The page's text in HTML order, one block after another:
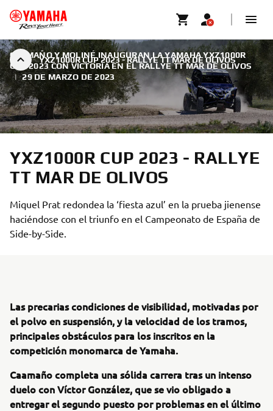
YXZ1000R CUP 2023 - RALLYE TT MAR DE OLIVOS
CAAMAÑO Y MOLINÉ INAUGURAN LA YAMAHA YXZ1000R
CUP 2023 CON VICTORIA EN EL RALLYE TT MAR DE OLIVOS
| 29 DE MARZO DE 2023
YXZ1000R CUP 2023 - RALLYE
TT MAR DE OLIVOS
Miquel Prat redondea la ‘fiesta azul’ en la prueba jienense
haciéndose con el triunfo en el Campeonato de España de
Side-by-Side.
Las precarias condiciones de visibilidad, motivadas por
el polvo en suspensión, y la velocidad de los tramos,
principales obstáculos para los inscritos en la
competición monomarca de Yamaha.
Caamaño completa una sólida carrera tras un intenso
duelo con Víctor González, que se vio obligado a
entregar el segundo puesto por problemas en el último